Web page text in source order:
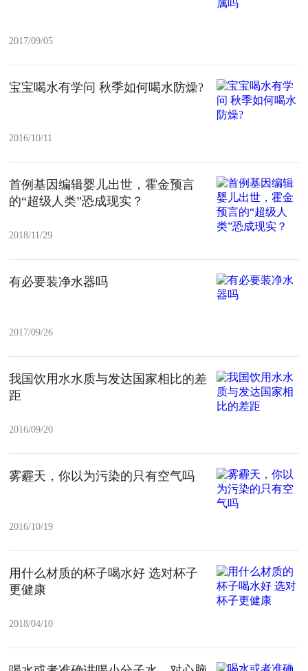
2017/09/05
宝宝喝水有学问 秋季如何喝水防燥?
2016/10/11
首例基因编辑婴儿出世，霍金预言
的“超级人类”恐成现实？
2018/11/29
有必要装净水器吗
2017/09/26
我国饮用水水质与发达国家相比的差
距
2016/09/20
雾霾天，你以为污染的只有空气吗
2016/10/19
用什么材质的杯子喝水好 选对杯子
更健康
2018/04/10